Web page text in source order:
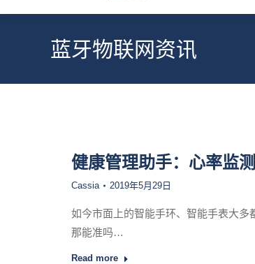
蓝牙物联网资讯
您在这里：
健康管理助手：心率监
Cassia 2019年5月29日
如今市面上的智能手环、智能手表大多
那能准吗…
Read more